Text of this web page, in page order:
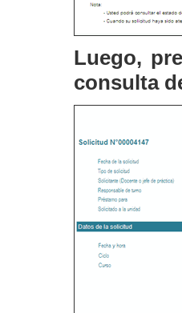
Luego,
consulta